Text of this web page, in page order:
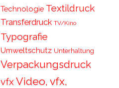
Technologie Textildruck
Transferdruck TV/Kino
Typografie
Umweltschutz Unterhaltung
Verpackungsdruck
vfxVideo, vfx,